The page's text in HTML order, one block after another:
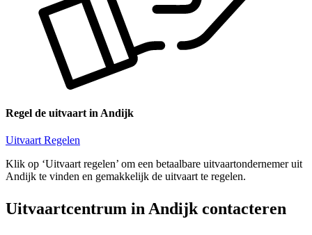
Regel de uitvaart in Andijk
Uitvaart Regelen
Klik op ‘Uitvaart regelen’ om een betaalbare uitvaartondernemer uit
Andijk te vinden en gemakkelijk de uitvaart te regelen.
Uitvaartcentrum in Andijk contacteren